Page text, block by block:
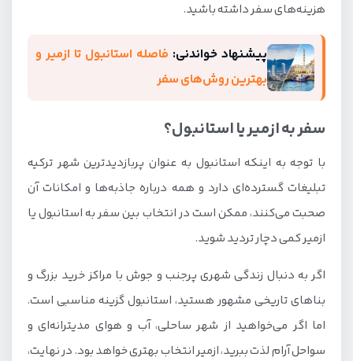
هزینه‌های سفر داشته باشید.
پیشنهاد خواندنی: فاصله استانبول تا ازمیر و
بهترین روش‌های سفر
سفر به ازمیر یا استانبول؟
با توجه به اینکه استانبول به عنوان پربازدیدترین شهر ترکیه
تبلیغات گسترده‌ای دارد و همه درباره جاذبه‌ها و امکانات آن
صحبت می‌کنند، ممکن است در انتخاب بین سفر به استانبول یا
ازمیر کمی دچار تردید شوید.
اگر به دنبال زندگی شهری پرجنب‌ و جوش با مراکز خرید بزرگ و
بناهای تاریخی مشهور هستید، استانبول گزینه مناسبی است.
اما اگر می‌خواهید از شهر ساحلی، آب و هوای مدیترانه‌ای و
سواحل آرام لذت ببرید، ازمیر انتخاب بهتری خواهد بود. در نهایت،